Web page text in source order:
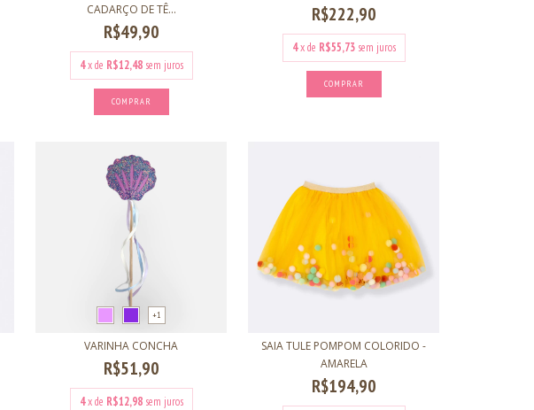
CADARÇO DE TÊ...
R$49,90
4x de R$12,48 sem juros
COMPRAR
R$222,90
4 x de R$55,73 sem juros
COMPRAR
+1
VARINHA CONCHA
R$51,90
4x de R$12,98 sem juros
SAIA TULE POMPOM COLORIDO -
AMARELA
R$194,90